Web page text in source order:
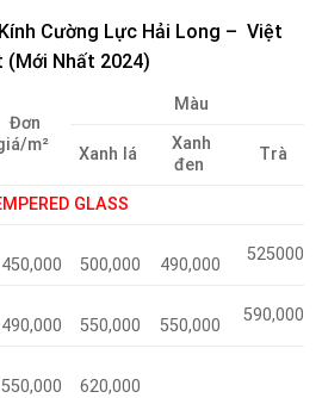
Cường Lực Hải Long – Việt
(Mới Nhất 2024)
Đơn
m²
Màu
Xanh lá
Xanh
đen
Trà
GLASS
450,000 500,000 490,000
525000
490,000 550,000 550,000
590,000
550,000
620,000